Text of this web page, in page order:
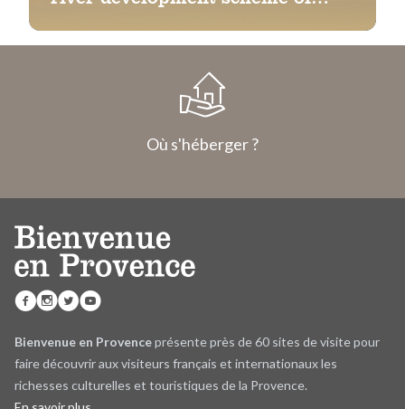
Où s'héberger ?
Bienvenue en Provenceprésente près de 60 sites de visite pour
faire découvrir aux visiteurs français et internationaux les
richesses culturelles et touristiques de la Provence.